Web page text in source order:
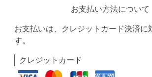
お支払い方法について
お支払いは、クレジットカード決済に
す。
クレジットカード